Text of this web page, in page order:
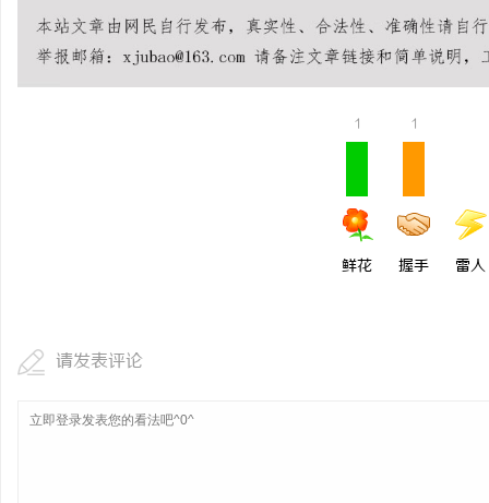
1
鲜花
1
握手 雷人
请发表评论